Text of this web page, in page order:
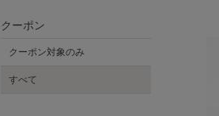
クーポン
クーポン対象のみ
すべて